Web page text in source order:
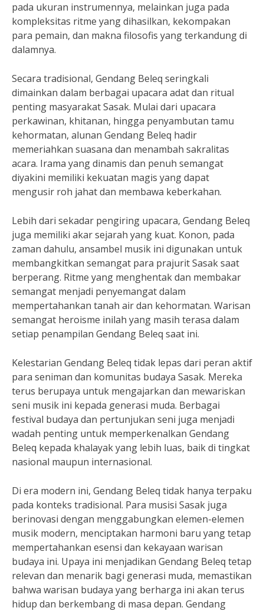
pada ukuran instrumennya, melainkan juga pada
kompleksitas ritme yang dihasilkan, kekompakan
para pemain, dan makna filosofis yang terkandung di
dalamnya.
Secara tradisional, Gendang Beleq seringkali
dimainkan dalam berbagai upacara adat dan ritual
penting masyarakat Sasak. Mulai dari upacara
perkawinan, khitanan, hingga penyambutan tamu
kehormatan, alunan Gendang Beleq hadir
memeriahkan suasana dan menambah sakralitas
acara. Irama yang dinamis dan penuh semangat
diyakini memiliki kekuatan magis yang dapat
mengusir roh jahat dan membawa keberkahan.
Lebih dari sekadar pengiring upacara, Gendang Beleq
juga memiliki akar sejarah yang kuat. Konon, pada
zaman dahulu, ansambel musik ini digunakan untuk
membangkitkan semangat para prajurit Sasak saat
berperang. Ritme yang menghentak dan membakar
semangat menjadi penyemangat dalam
mempertahankan tanah air dan kehormatan. Warisan
semangat heroisme inilah yang masih terasa dalam
setiap penampilan Gendang Beleq saat ini.
Kelestarian Gendang Beleq tidak lepas dari peran aktif
para seniman dan komunitas budaya Sasak. Mereka
terus berupaya untuk mengajarkan dan mewariskan
seni musik ini kepada generasi muda. Berbagai
festival budaya dan pertunjukan seni juga menjadi
wadah penting untuk memperkenalkan Gendang
Beleq kepada khalayak yang lebih luas, baik di tingkat
nasional maupun internasional.
Di era modern ini, Gendang Beleq tidak hanya terpaku
pada konteks tradisional. Para musisi Sasak juga
berinovasi dengan menggabungkan elemen-elemen
musik modern, menciptakan harmoni baru yang tetap
mempertahankan esensi dan kekayaan warisan
budaya ini. Upaya ini menjadikan Gendang Beleq tetap
relevan dan menarik bagi generasi muda, memastikan
bahwa warisan budaya yang berharga ini akan terus
hidup dan berkembang di masa depan. Gendang